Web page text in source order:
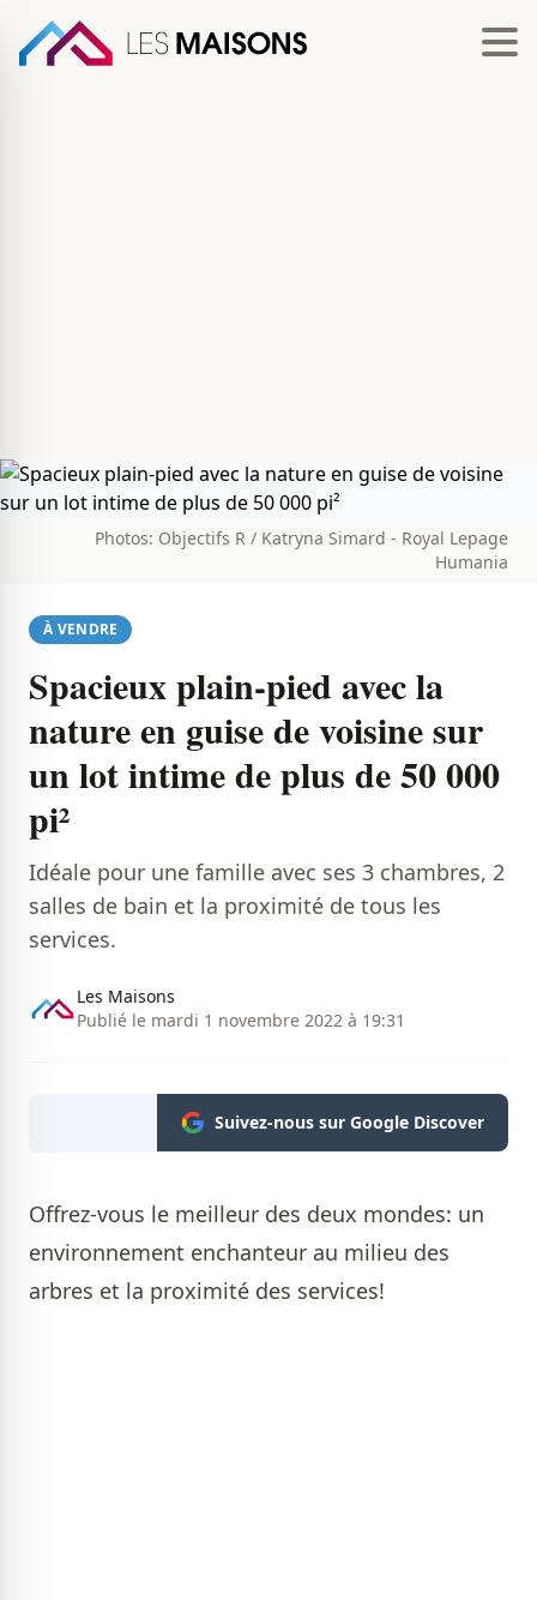
Photos: Objectifs R / Katryna Simard - Royal Lepage
Humania
À VENDRE
Spacieux plain-pied avec la
nature en guise de voisine sur
un lot intime de plus de 50 000
pi²
Idéale pour une famille avec ses 3 chambres, 2
salles de bain et la proximité de tous les
services.
Les Maisons
Publié le mardi 1 novembre 2022 à 19:31
Suivez-nous sur Google Discover
Offrez-vous le meilleur des deux mondes: un
environnement enchanteur au milieu des
arbres et la proximité des services!